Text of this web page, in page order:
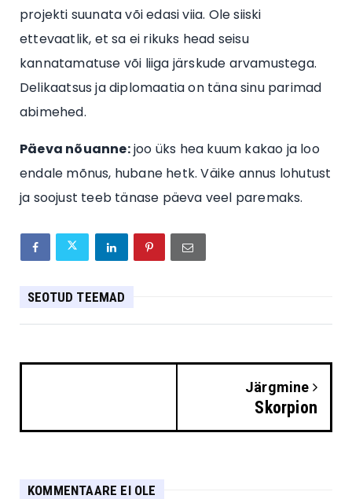
projekti suunata või edasi viia. Ole siiski
ettevaatlik, et sa ei rikuks head seisu
kannatamatuse või liiga järskude arvamustega.
Delikaatsus ja diplomaatia on täna sinu parimad
abimehed.
Päeva nõuanne:joo üks hea kuum kakao ja loo
endale mõnus, hubane hetk. Väike annus lohutust
ja soojust teeb tänase päeva veel paremaks.
SEOTUD TEEMAD
Järgmine
Skorpion
KOMMENTAARE EI OLE